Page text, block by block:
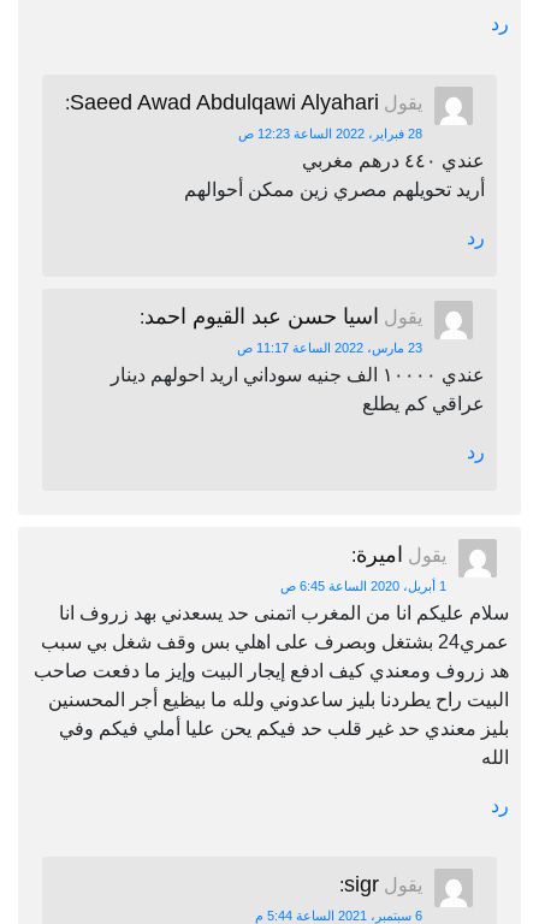
رد
يقول Saeed Awad Abdulqawi Alyahari
:
28 فبراير، 2022 الساعة 12:23 ص
عندي ٤٤٠ درهم مغربي
أريد تحويلهم مصري زين ممكن أحوالهم
رد
يقول اسيا حسن عبد القيوم احمد:
23 مارس، 2022 الساعة 11:17 ص
عندي ١٠٠٠٠ الف جنيه سوداني اريد احولهم دينار
عراقي كم يطلع
رد
يقول اميرة:
1 أبريل، 2020 الساعة 6:45 ص
سلام عليكم انا من المغرب اتمنى حد يسعدني بهد زروف انا
عمري24 بشتغل وبصرف على اهلي بس وقف شغل بي سبب
هد زروف ومعندي كيف ادفع إيجار البيت وإيز ما دفعت صاحب
البيت راح يطردنا بليز ساعدوني ولله ما بيظيع أجر المحسنين
بليز معندي حد غير قلب حد فيكم يحن عليا أملي فيكم وفي
الله
رد
يقول sigr
:
6 سبتمبر، 2021 الساعة 5:44 م